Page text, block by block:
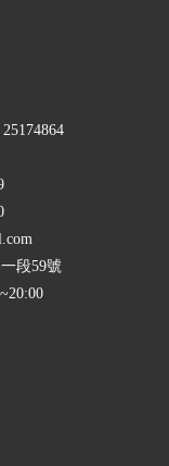
段59號